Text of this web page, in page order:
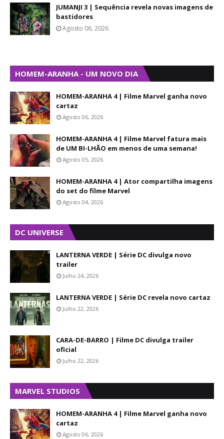
JUMANJI 3 | Sequência revela novas imagens de
bastidores
Agosto 06, 2026
HOMEM-ARANHA - UM NOVO DIA
HOMEM-ARANHA 4 | Filme Marvel ganha novo
cartaz
Agosto 06, 2026
HOMEM-ARANHA 4 | Filme Marvel fatura mais
de UM BI-LHÃO em menos de uma semana!
Agosto 05, 2026
HOMEM-ARANHA 4 | Ator compartilha imagens
do set do filme Marvel
Agosto 04, 2026
DC UNIVERSE
LANTERNA VERDE | Série DC divulga novo
trailer
Julho 24, 2026
LANTERNA VERDE | Série DC revela novo cartaz
Julho 22, 2026
CARA-DE-BARRO | Filme DC divulga trailer
oficial
Julho 22, 2026
MARVEL STUDIOS
HOMEM-ARANHA 4 | Filme Marvel ganha novo
cartaz
Agosto 06, 2026